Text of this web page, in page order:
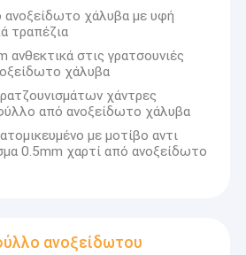
ανοξείδωτο χάλυβα με υφή
τραπέζια
στις γρατσουνιές
χάλυβα
χάντρες
από ανοξείδωτο χάλυβα
με μοτίβο αντι
0.5mm χαρτί από ανοξείδωτο
ανοξείδωτου
χρόνια, έχουμε σταδιακά
εταιρική κουλτούρα.Ο
είναι οι επιδιώξεις όλων των
Metal..